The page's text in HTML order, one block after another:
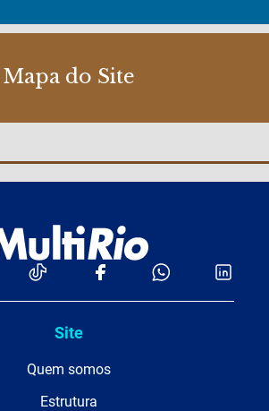
Mapa do Site
Site
Quem somos
Estrutura